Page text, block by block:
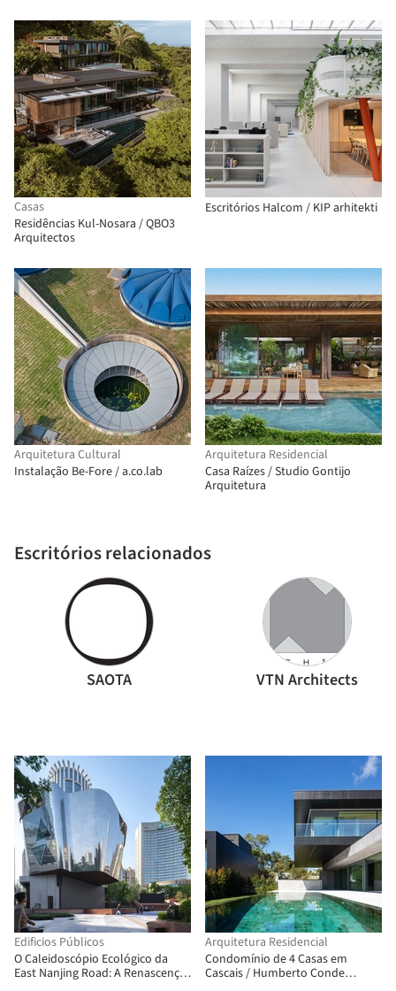
Casas
Residências Kul-Nosara / QBO3
Arquitectos
Escritórios Halcom / KIP arhitekti
Arquitetura Cultural
Instalação Be-Fore / a.co.lab
Escritórios relacionados
SAOTA VTN Architects
Arquitetura Residencial
Casa Raízes / Studio Gontijo
Arquitetura
Edificios Públicos
O Caleidoscópio Ecológico da
East Nanjing Road: A Renascença
Arquitetura Residencial
Condomínio de 4 Casas em
Cascais / Humberto Conde